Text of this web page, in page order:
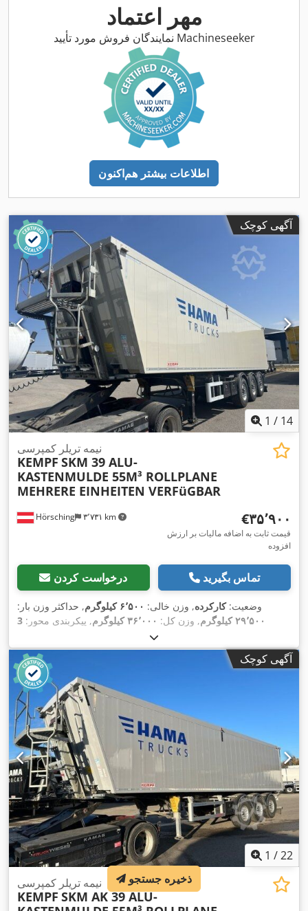
مهر اعتماد
نمایندگان فروش مورد تأیید Machineseeker
اطلاعات بیشتر هم‌اکنون
آگهی کوچک
1 / 14
Hörsching ۳٬۷۳۱ km
نیمه تریلر کمپرسی
KEMPF SKM 39 ALU-
KASTENMULDE 55M³ ROLLPLANE
MEHRERE EINHEITEN VERFüGBAR
‎€۳۵٬۹۰۰
قیمت ثابت به اضافه مالیات بر ارزش
افزوده
درخواست کردن تماس بگیرید
وضعیت:کارکرده, وزن خالی: ۶٬۵۰۰ کیلوگرم
, حداکثر وزن بار:
۲۹٬۵۰۰ کیلوگرم
, وزن کل: ۳۶٬۰۰۰ کیلوگرم , پیکربندی محور: 3
, حجم فضای بارگیری:
سیستم تعلیق:هوا, تجهیزات: ,
آگهی کوچک
1 /22
نیمه تریلر کمپرسی
KEMPF SKM AK 39 ALU-
ذخیره جستجو